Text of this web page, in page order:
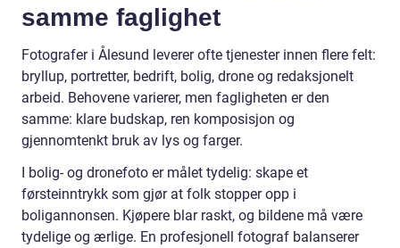
samme faglighet
Fotografer i Ålesund leverer ofte tjenester innen flere felt:
bryllup, portretter, bedrift, bolig, drone og redaksjonelt
arbeid. Behovene varierer, men fagligheten er den
samme: klare budskap, ren komposisjon og
gjennomtenkt bruk av lys og farger.
I bolig- og dronefoto er målet tydelig: skape et
førsteinntrykk som gjør at folk stopper opp i
boligannonsen. Kjøpere blar raskt, og bildene må være
tydelige og ærlige. En profesjonell fotograf balanserer